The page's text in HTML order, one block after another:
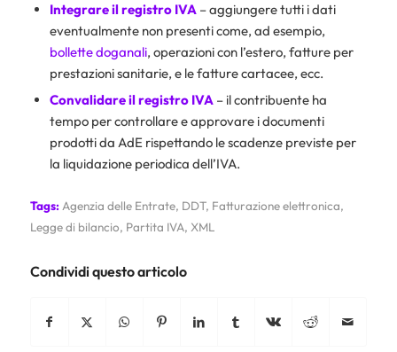
Integrare il registro IVA– aggiungere tutti i dati
eventualmente non presenti come, ad esempio,
bollette doganali, operazioni con l’estero, fatture per
prestazioni sanitarie, e le fatture cartacee, ecc.
Convalidare il registro IVA– il contribuente ha
tempo per controllare e approvare i documenti
prodotti da AdE rispettando le scadenze previste per
la liquidazione periodica dell’IVA.
Tags:Agenzia delle Entrate, DDT, Fatturazione elettronica,
Legge di bilancio, Partita IVA, XML
Condividi questo articolo